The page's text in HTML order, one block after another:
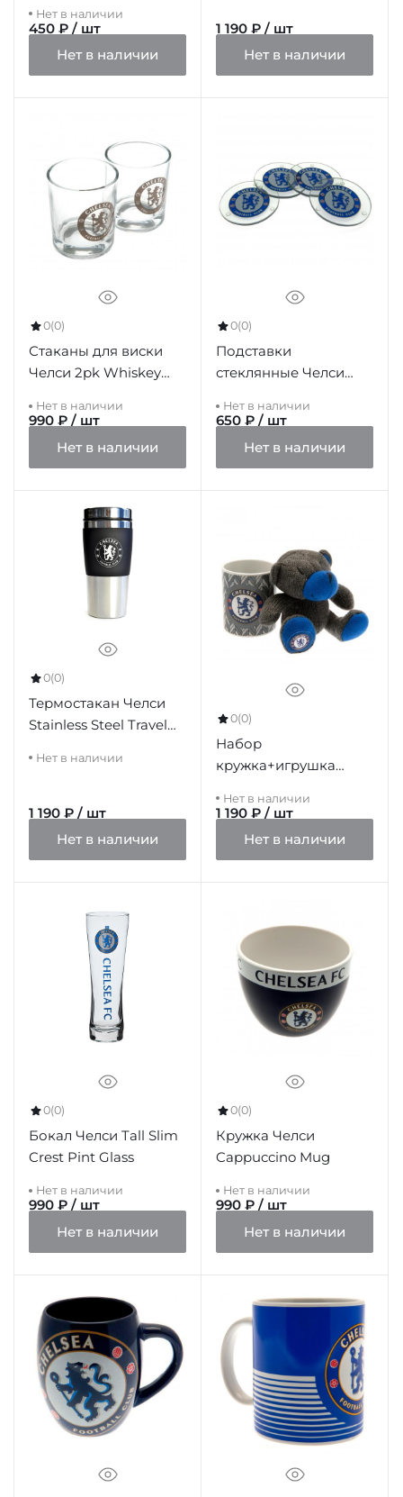
Нет в наличии
450 ₽ / шт
Нет в наличии
1 190 ₽ / шт
Нет в наличии
0(0)
Стаканы для виски
Челси 2pk Whiskey
Нет в наличии
990 ₽ / шт
Нет в наличии
0(0)
Подставки
стеклянные Челси
Нет в наличии
650 ₽ / шт
Нет в наличии
0(0)
Термостакан Челси
Stainless Steel Travel
Нет в наличии
1 190 ₽ / шт
Нет в наличии
0(0)
Набор
кружка+игрушка
Нет в наличии
1 190 ₽ / шт
Нет в наличии
0(0)
Бокал Челси Tall Slim
Crest Pint Glass
Нет в наличии
990 ₽ / шт
Нет в наличии
0(0)
Кружка Челси
Cappuccino Mug
Нет в наличии
990 ₽ / шт
Нет в наличии